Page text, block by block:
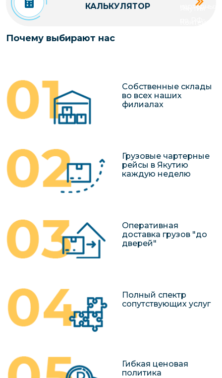
чартерных
Якутия
в Якутию
КАЛЬКУЛЯТОР
Почему выбирают нас
Собственные склады
во всех наших
филиалах
Грузовые чартерные
рейсы в Якутию
каждую неделю
Оперативная
доставка грузов "до
дверей"
Полный спектр
сопутствующих услуг
Гибкая ценовая
политика